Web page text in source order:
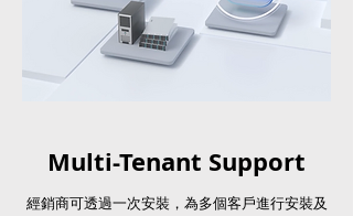
Multi-Tenant Support
經銷商可透過一次安裝，為多個客戶進行安裝及